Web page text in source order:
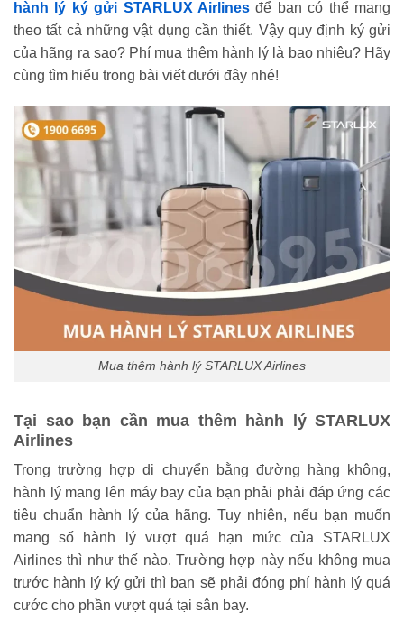
hành lý ký gửi STARLUX Airlines để bạn có thể mang
theo tất cả những vật dụng cần thiết. Vậy quy định ký gửi
của hãng ra sao? Phí mua thêm hành lý là bao nhiêu? Hãy
cùng tìm hiểu trong bài viết dưới đây nhé!
Mua thêm hành lý STARLUX Airlines
Tại sao bạn cần mua thêm hành lý STARLUX
Airlines
Trong trường hợp di chuyển bằng đường hàng không,
hành lý mang lên máy bay của bạn phải phải đáp ứng các
tiêu chuẩn hành lý của hãng. Tuy nhiên, nếu bạn muốn
mang số hành lý vượt quá hạn mức của STARLUX
Airlines thì như thế nào. Trường hợp này nếu không mua
trước hành lý ký gửi thì bạn sẽ phải đóng phí hành lý quá
cước cho phần vượt quá tại sân bay.